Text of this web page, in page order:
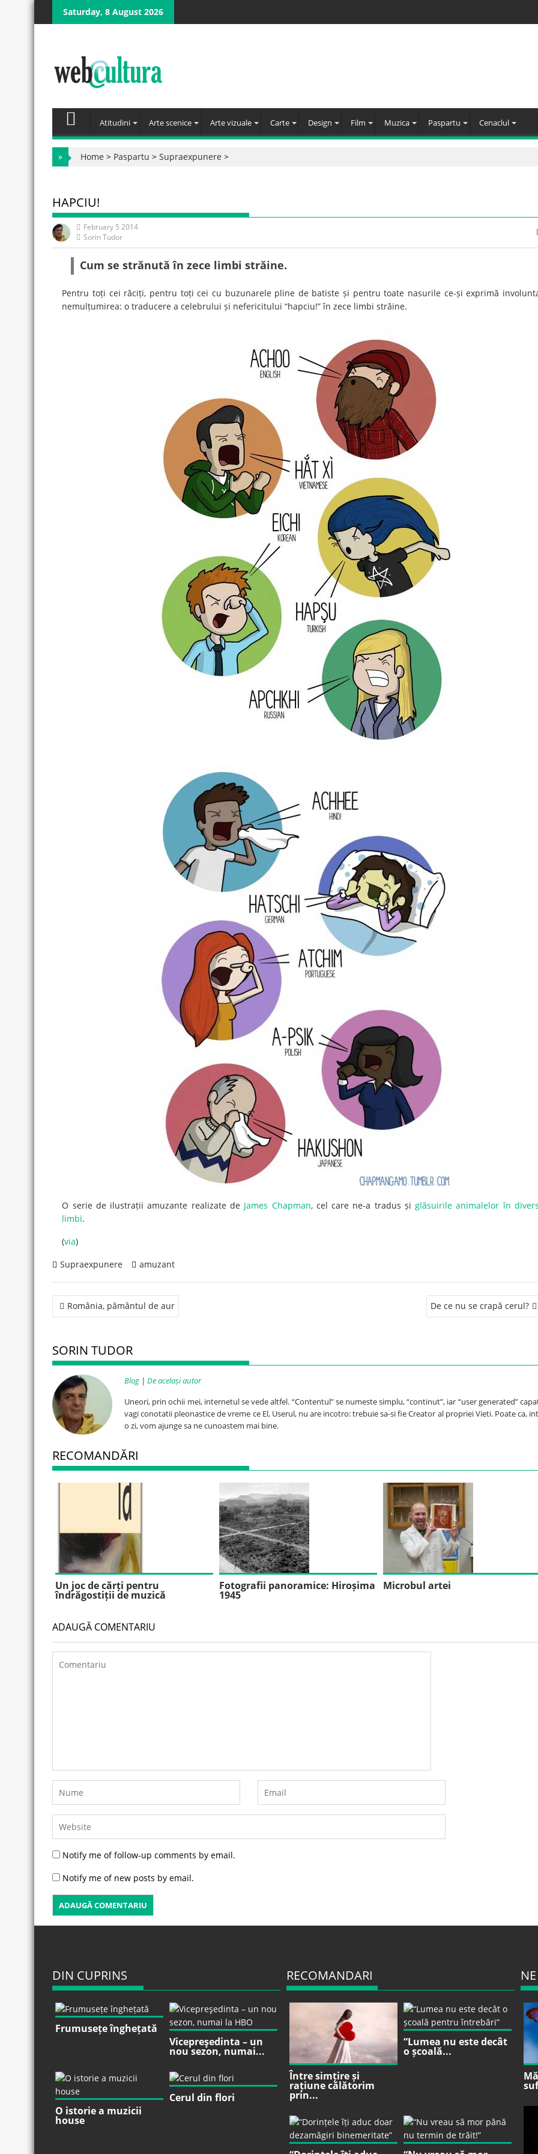
Skip
Saturday, 8 August 2026
Atitudini Arte scenice Arte vizuale Carte Design Film Muzica Paspartu Cenaclul
» Home > Paspartu > Supraexpunere >
HAPCIU!
February 5 2014
Sorin Tudor
Cum se strănută în zece limbi străine.
Pentru toți cei răciți, pentru toți cei cu buzunarele pline de batiste și pentru toate nasurile ce-și exprimă
nemulțumirea: o traducere a celebrului și nefericitului “hapciu!” în zece limbi străine.
O serie de ilustrații amuzante realizate de James Chapman, cel care ne-a tradus șiglăsuirile animalelor în
limbi.
(via)
Supraexpunere
amuzant
Post
navigation
România, pământul de aur De ce nu se crapă cerul?
SORIN TUDOR
Blog | De același autor
Uneori, prin ochii mei, internetul se vede altfel. “Contentul” se numeste simplu, “continut”, iar “user generated”
vagi conotatii pleonastice de vreme ce El, Userul, nu are incotro: trebuie sa-si fie Creator al propriei Vieti. Poate ca,
o zi, vom ajunge sa ne cunoastem mai bine.
RECOMANDĂRI
Un joc de cărți pentru
îndrăgostiții de muzică
Fotografii panoramice: Hiroșima
1945
Microbul artei
ADAUGĂ COMENTARIU
Notify me of follow-up comments by email.
Notify me of new posts by email.
DIN CUPRINS
Frumusețe înghețată
Vicepreşedinta – un
nou sezon, numai...
O istorie a muzicii
house
Cerul din flori
RECOMANDARI
Între simțire și
rațiune călătorim
prin...
“Lumea nu este decât
o școală...